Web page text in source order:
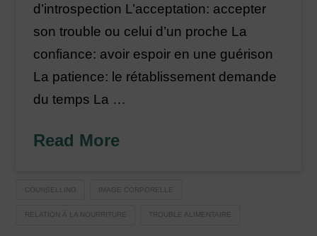
d’introspection L’acceptation: accepter
son trouble ou celui d’un proche La
confiance: avoir espoir en une guérison
La patience: le rétablissement demande
du temps La …
Read More
COUNSELLING IMAGE CORPORELLE
RELATION À LA NOURRITURE TROUBLE ALIMENTAIRE